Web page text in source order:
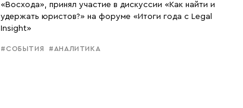
«Восхода», принял участие в дискуссии «Как найти и
удержать юристов?» на форуме «Итоги года с Legal
Insight»
#СОБЫТИЯ #АНАЛИТИКА